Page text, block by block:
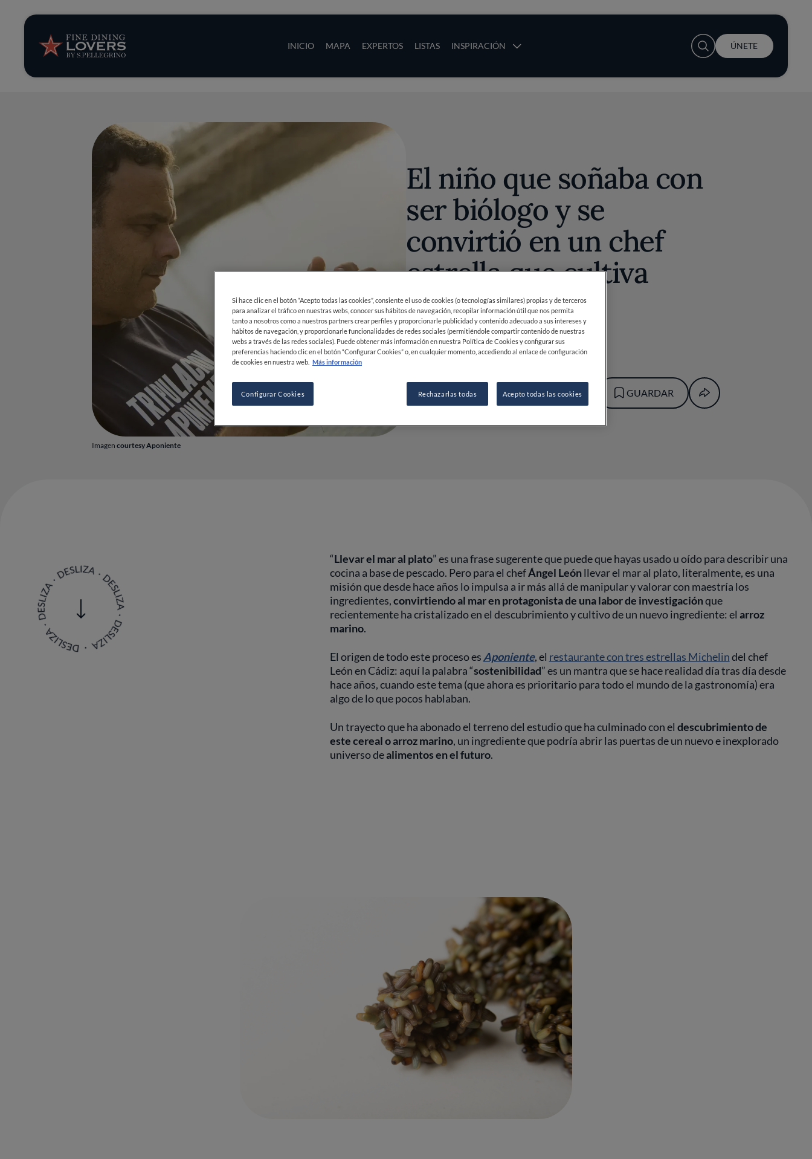
INICIO MAPA EXPERTOS LISTAS INSPIRACIÓN
Opinión y noticias
Recetas
Consejos y trucos
Series
User account menu
ÚNETE
Imagen courtesy Aponiente
El niño que soñaba con
ser biólogo y se
convirtió en un chef
estrella que cultiva
arroz en el mar
19 FEB 2021
PORFEDERICA ARTINA
PERIODISTA
GUARDAR
“Llevar el mar al plato” es una frase sugerente que puede que hayas usado u oído para describir una
cocina a base de pescado. Pero para el chefÁngel Leónllevar el mar al plato, literalmente, es una
misión que desde hace años lo impulsa a ir más allá de manipular y valorar con maestría los
ingredientes,convirtiendo al mar en protagonista de una labor de investigaciónque
recientemente ha cristalizado en el descubrimiento y cultivo de un nuevo ingrediente: el arroz
marino.
El origen de todo este proceso es Aponiente, el restaurante con tres estrellas Michelindel chef
León en Cádiz: aquí la palabra “sostenibilidad” es un mantra que se hace realidad día tras día desde
hace años, cuando este tema (que ahora es prioritario para todo el mundo de la gastronomía) era
algo de lo que pocos hablaban.
Un trayecto que ha abonado el terreno del estudio que ha culminado con el descubrimiento de
este cereal o arroz marino, un ingrediente que podría abrir las puertas de un nuevo e inexplorado
universo dealimentos en el futuro.
Si hace clic en el botón “Acepto todas las cookies”, consiente el uso de cookies (o tecnologías similares) propias y de terceros
para analizar el tráfico en nuestras webs, conocer sus hábitos de navegación, recopilar información útil que nos permita
tanto a nosotros como a nuestros partners crear perfiles y proporcionarle publicidad y contenido adecuado a sus intereses y
hábitos de navegación, y proporcionarle funcionalidades de redes sociales (permitiéndole compartir contenido de nuestras
webs a través de las redes sociales). Puede obtener más información en nuestra Política de Cookies y configurar sus
preferencias haciendo clic en el botón “Configurar Cookies” o, en cualquier momento, accediendo al enlace de configuración
de cookies en nuestra web. Más información
Configurar Cookies Rechazarlas todas Acepto todas las cookies